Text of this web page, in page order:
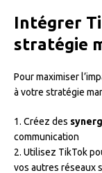
Intégrer
stratégie
Pour maximiser
à votre stratégie
1. Créez des
communication
2. Utilisez TikTok
vos autres réseaux